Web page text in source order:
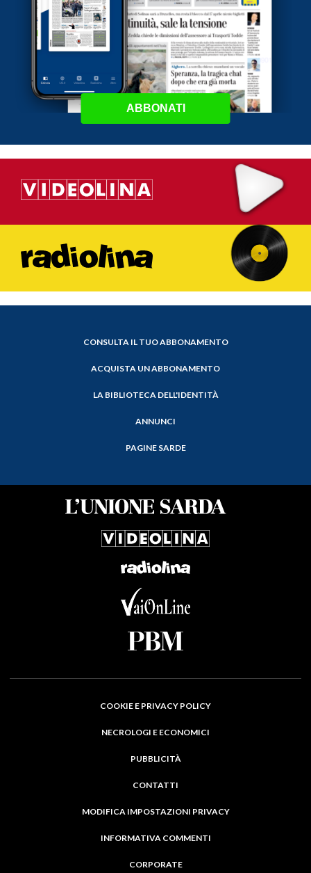
ABBONATI
CONSULTA IL TUO ABBONAMENTO
ACQUISTA UN ABBONAMENTO
LA BIBLIOTECA DELL'IDENTITÀ
ANNUNCI
PAGINE SARDE
COOKIE E PRIVACY POLICY
NECROLOGI E ECONOMICI
PUBBLICITÀ
CONTATTI
MODIFICA IMPOSTAZIONI PRIVACY
INFORMATIVA COMMENTI
CORPORATE